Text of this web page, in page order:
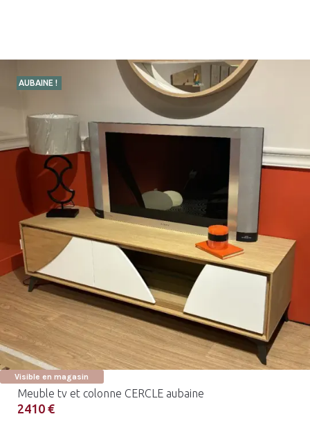
AUBAINE !
Visible en magasin
Meuble tv et colonne CERCLE aubaine
2410 €